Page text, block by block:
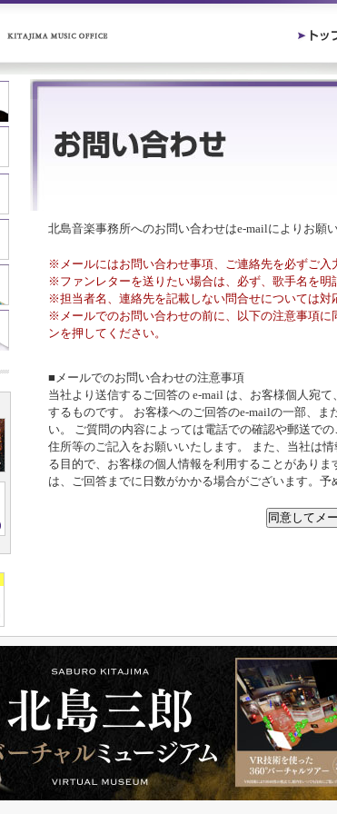
北島音楽事務所へのお問い合わせはe-mailによりお願
※メールにはお問い合わせ事項、ご連絡先を必ずご入
※ファンレターを送りたい場合は、必ず、歌手名を明
※担当者名、連絡先を記載しない問合せについては対
※メールでのお問い合わせの前に、以下の注意事項
ンを押してください。
■メールでのお問い合わせの注意事項
当社より送信するご回答の e-mail は、お客様個人宛
するものです。 お客様へのご回答のe-mailの一部、
い。 ご質問の内容によっては電話での確認や郵送で
住所等のご記入をお願いいたします。 また、当社は
る目的で、お客様の個人情報を利用することがあり
は、ご回答までに日数がかかる場合がございます。予